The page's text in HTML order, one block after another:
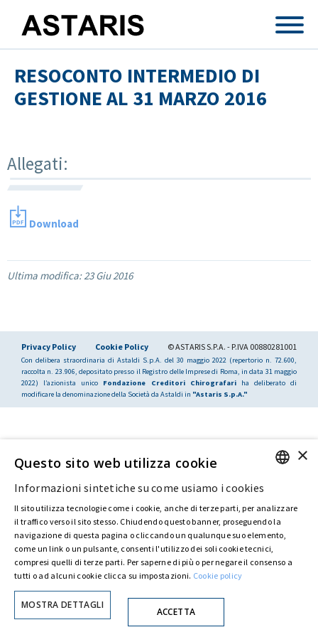
RESOCONTO INTERMEDIO DI
GESTIONE AL 31 MARZO 2016
Allegati:
Download
Ultima modifica:23 Giu 2016
Privacy Policy Cookie Policy © ASTARIS S.P.A. - P.IVA 00880281001
Con delibera straordinaria di Astaldi S.p.A. del 30 maggio 2022 (repertorio n. 72.600,
raccolta n. 23.906, depositato presso il Registro delle Imprese di Roma, in data 31 maggio
2022) l’azionista unico Fondazione Creditori Chirografariha deliberato di
modificare la denominazione della Società da Astaldi in "Astaris S.p.A."
ITALIAN
×
Questo sito web utilizza cookie
Informazioni sintetiche su come usiamo i cookies
Il sito utilizza tecnologie come i cookie, anche di terze parti, per analizzare
il traffico verso il sito stesso. Chiudendo questo banner, proseguendo la
navigazione di questa pagina o cliccando un qualunque suo elemento,
come un link o un pulsante, consenti l'utilizzo dei soli cookie tecnici,
compresi quelli di terze parti. Per saperne di più o per negare il consenso a
tutti o ad alcuni cookie clicca su impostazioni. Cookie policy
MOSTRA DETTAGLI
ACCETTA